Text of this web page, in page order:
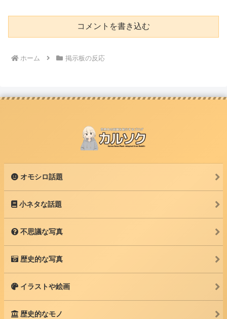
コメントを書き込む
ホーム 掲示板の反応
オモシロ話題
小ネタな話題
不思議な写真
歴史的な写真
イラストや絵画
歴史的なモノ